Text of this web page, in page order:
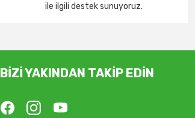
ile ilgili destek sunuyoruz.
BİZİ YAKINDAN TAKİP EDİN